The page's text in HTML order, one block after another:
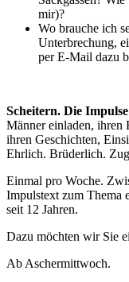
mir)?
Wo brauche ich
Unterbrechung,
per E-Mail dazu
Scheitern. Die
Männer einladen, ihren
ihren Geschichten,
Ehrlich. Brüderlich.
Einmal pro Woche.
Impulstext zum Thema
seit 12 Jahren.
Dazu möchten wir Sie
Ab Aschermittwoch.